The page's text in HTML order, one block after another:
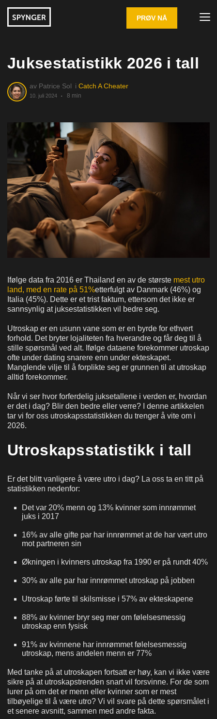
PRØV NÅ
Juksestatistikk 2026 i tall
av Patrice Sol i Catch A Cheater
10. juli 2024 8 min
Ifølge data fra 2016 er Thailand en av de største mest utro
land, med en rate på 51%etterfulgt av Danmark (46%) og
Italia (45%). Dette er et trist faktum, ettersom det ikke er
sannsynlig at juksestatistikken vil bedre seg.
Utroskap er en usunn vane som er en byrde for ethvert
forhold. Det bryter lojaliteten fra hverandre og får deg til å
stille spørsmål ved alt. Ifølge dataene forekommer utroskap
ofte under dating snarere enn under ekteskapet.
Manglende vilje til å forplikte seg er grunnen til at utroskap
alltid forekommer.
Når vi ser hvor forferdelig juksetallene i verden er, hvordan
er det i dag? Blir den bedre eller verre? I denne artikkelen
tar vi for oss utroskapsstatistikken du trenger å vite om i
2026.
Utroskapsstatistikk i tall
Er det blitt vanligere å være utro i dag? La oss ta en titt på
statistikken nedenfor:
Det var 20% menn og 13% kvinner som innrømmet
juks i 2017
16% av alle gifte par har innrømmet at de har vært utro
mot partneren sin
Økningen i kvinners utroskap fra 1990 er på rundt 40%
30% av alle par har innrømmet utroskap på jobben
Utroskap førte til skilsmisse i 57% av ekteskapene
88% av kvinner bryr seg mer om følelsesmessig
utroskap enn fysisk
91% av kvinnene har innrømmet følelsesmessig
utroskap, mens andelen menn er 77%
Med tanke på at utroskapen fortsatt er høy, kan vi ikke være
sikre på at utroskapstrenden snart vil forsvinne. For de som
lurer på om det er menn eller kvinner som er mest
tilbøyelige til å være utro? Vi vil svare på dette spørsmålet i
et senere avsnitt, sammen med andre fakta.